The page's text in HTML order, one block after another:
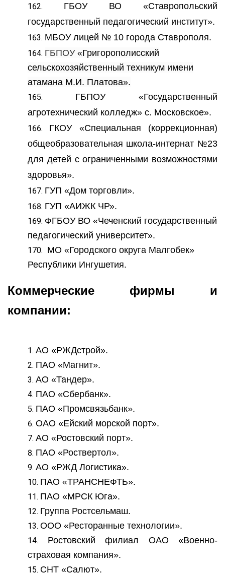
ГБОУ ВО «Ставропольский
государственный педагогический институт».
МБОУ лицей № 10 города Ставрополя.
ГБПОУ«Григорополисский
сельскохозяйственный техникум имени
атамана М.И. Платова».
ГБПОУ «Государственный
агротехнический колледж» с. Московское».
ГКОУ «Специальная (коррекционная)
общеобразовательная школа-интернат №23
для детей с ограниченными возможностями
здоровья».
ГУП «Дом торговли».
ГУП «АИЖК ЧР».
ФГБОУ ВО «Чеченский государственный
педагогический университет».
МО «Городского округа Малгобек»
Республики Ингушетия.
Коммерческие фирмы и
компании:
АО «РЖДстрой».
ПАО «Магнит».
АО «Тандер».
ПАО «Сбербанк».
ПАО «Промсвязьбанк».
ОАО «Ейский морской порт».
АО «Ростовский порт».
ПАО «Роствертол».
АО «РЖД Логистика».
ПАО «ТРАНСНЕФТЬ».
ПАО «МРСК Юга».
Группа Ростсельмаш.
ООО «Ресторанные технологии».
Ростовский филиал ОАО «Военно-
страховая компания».
СНТ «Салют».